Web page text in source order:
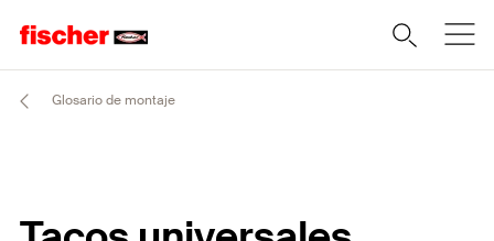
Glosario de montaje